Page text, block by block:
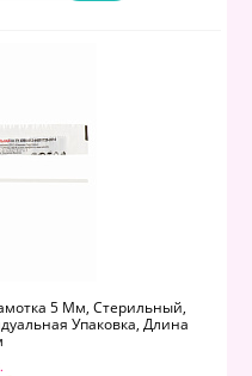
5 Мм, Стерильный,
Упаковка, Длина